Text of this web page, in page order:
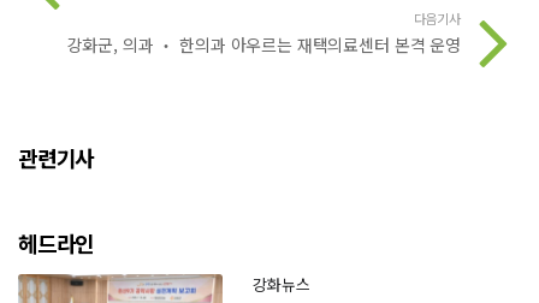
다음기사
강화군, 의과 ‧ 한의과 아우르는 재택의료센터 본격 운영
관련기사
헤드라인
강화뉴스